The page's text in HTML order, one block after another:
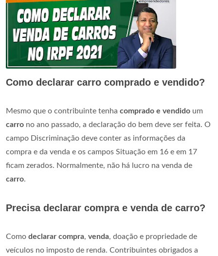
Como declarar carro comprado e vendido?
Mesmo que o contribuinte tenha comprado e vendido um
carro no ano passado, a declaração do bem deve ser feita. O
campo Discriminação deve conter as informações da
compra e da venda e os campos Situação em 16 e em 17
ficam zerados. Normalmente, não há lucro na venda de
carro.
Precisa declarar compra e venda de carro?
Como declarar compra, venda, doação e propriedade de
veículos no imposto de renda. Contribuintes obrigados a